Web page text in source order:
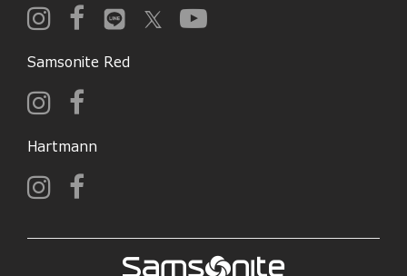
Samsonite Red
Hartmann